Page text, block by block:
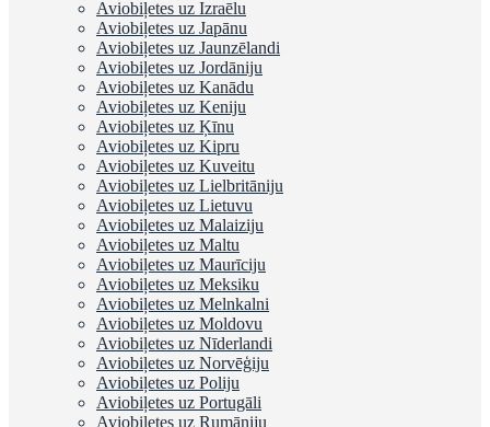
Aviobiļetes uz Izraēlu
Aviobiļetes uz Japānu
Aviobiļetes uz Jaunzēlandi
Aviobiļetes uz Jordāniju
Aviobiļetes uz Kanādu
Aviobiļetes uz Keniju
Aviobiļetes uz Ķīnu
Aviobiļetes uz Kipru
Aviobiļetes uz Kuveitu
Aviobiļetes uz Lielbritāniju
Aviobiļetes uz Lietuvu
Aviobiļetes uz Malaiziju
Aviobiļetes uz Maltu
Aviobiļetes uz Maurīciju
Aviobiļetes uz Meksiku
Aviobiļetes uz Melnkalni
Aviobiļetes uz Moldovu
Aviobiļetes uz Nīderlandi
Aviobiļetes uz Norvēģiju
Aviobiļetes uz Poliju
Aviobiļetes uz Portugāli
Aviobiļetes uz Rumāniju